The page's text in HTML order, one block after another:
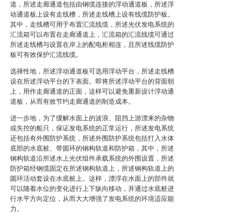
道，所述走廊通道包括由钢缆连接的浮动通道板，所述浮
动通道板上设有走线槽，所述走线槽上设有线缆防护板。
其中，走线槽可用于布置汇流线缆，所述光伏发电系统的
汇流箱可以布置在走廊通道上，汇流箱的汇流线缆可通过
所述走线槽与设置在岸上的配电柜相连，且所述线缆防护
板可有效保护汇流线缆。
选择性地，所述浮动通道板可选用浮动平台，所述走线槽
设在所述浮动平台的下表面。即将所述浮动平台的背面朝
上，用作走廊通道的正面，这样可以避免重新设计浮动通
道板，从而有效节约走廊通道的制造成本。
进一步地，为了缓解水面上的波浪、阻挡上游漂来的杂物
或失控的船只，保证发电系统的正常运行，所述发电系统
还包括有外围防护系统，所述外围防护系统包括打入水体
底部的水底桩、带圆环的钢构轨道和防护箱，其中，所述
钢构轨道沿所述水上光伏组件承载系统的外围设置，所述
防护箱经钢缆固定在所述钢构轨道上，所述钢构轨道上的
圆环活动套设在水底桩上。这样，漂浮在水面上的部件就
可以随着水位的变化进行上下纵向移动，并通过水底桩进
行水平方向定位，从而大大增强了发电系统的环境适应能
力。